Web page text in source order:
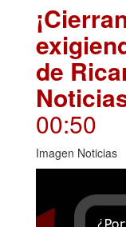
de
00:50
Imagen Noticias